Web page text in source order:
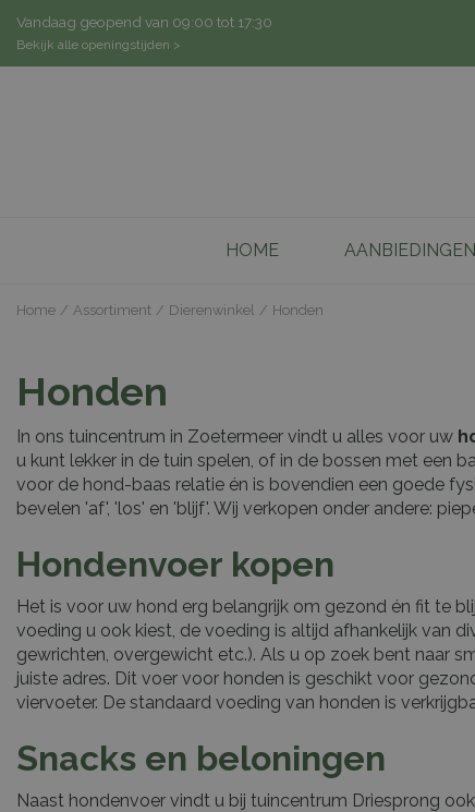
naar
content
Home Assortiment Dierenwinkel Honden
Vandaag geopend van 09:00 tot 17:30
Bekijk alle openingstijden >
HOME AANBIEDINGEN
Honden
In ons tuincentrum in Zoetermeer vindt u alles voor uw
u kunt lekker in de tuin spelen, of in de bossen met een
voor de hond-baas relatie én is bovendien een goede
bevelen 'af', 'los' en 'blijf'. Wij verkopen onder andere:
Hondenvoer kopen
Het is voor uw hond erg belangrijk om gezond én fit te
voeding u ook kiest, de voeding is altijd afhankelijk van
gewrichten, overgewicht etc.). Als u op zoek bent naar
juiste adres. Dit voer voor honden is geschikt voor
viervoeter. De standaard voeding van honden is
Snacks en beloningen
Naast hondenvoer vindt u bij tuincentrum Driesprong